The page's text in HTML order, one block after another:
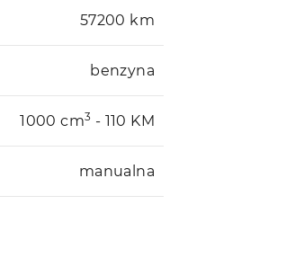
57200 km
benzyna
1000 cm3 - 110 KM
manualna